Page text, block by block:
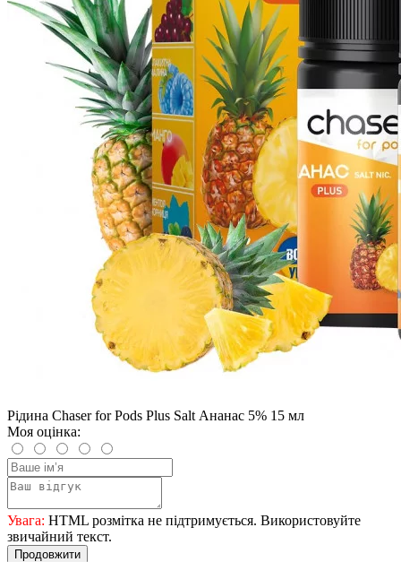
Рідина Chaser for Pods Plus Salt Ананас 5% 15 мл
Моя оцінка:
Увага: HTML розмітка не підтримується. Використовуйте
звичайний текст.
Продовжити